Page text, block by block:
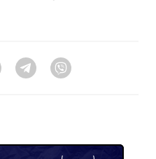
Twitter TelegramViber